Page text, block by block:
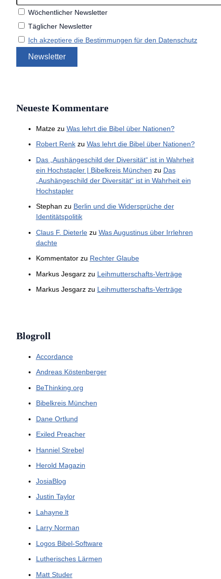
Wöchentlicher Newsletter
Täglicher Newsletter
Ich akzeptiere die Bestimmungen für den Datenschutz
Neueste Kommentare
Matzezu Was lehrt die Bibel über Nationen?
Robert Renkzu Was lehrt die Bibel über Nationen?
Das „Aushängeschild der Diversität“ ist in Wahrheit
ein Hochstapler | Bibelkreis München zu Das
„Aushängeschild der Diversität“ ist in Wahrheit ein
Hochstapler
Stephan zu Berlin und die Widersprüche der
Identitätspolitik
Claus F. Dieterlezu Was Augustinus über Irrlehren
dachte
Kommentatorzu Rechter Glaube
Markus Jesgarzzu Leihmutterschafts-Verträge
Markus Jesgarzzu Leihmutterschafts-Verträge
Blogroll
Accordance
Andreas Köstenberger
BeThinking.org
Bibelkreis München
Dane Ortlund
Exiled Preacher
Hanniel Strebel
Herold Magazin
JosiaBlog
Justin Taylor
Lahayne.lt
Larry Norman
Logos Bibel-Software
Lutherisches Lärmen
Matt Studer